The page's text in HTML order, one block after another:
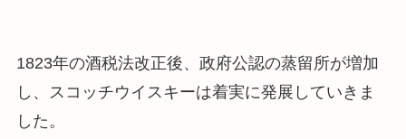
1823年の酒税法改正後、政府公認の蒸留所が増加
し、スコッチウイスキーは着実に発展していきま
した。